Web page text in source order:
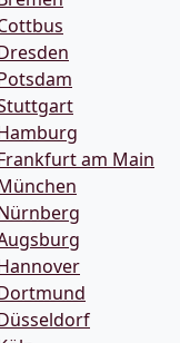
am Main